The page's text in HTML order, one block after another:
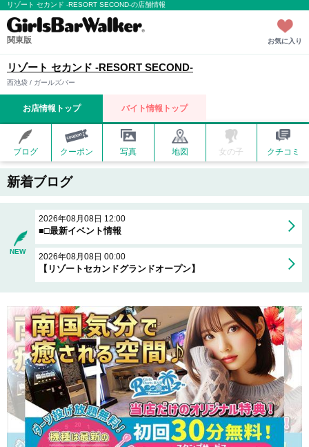
リゾート セカンド -RESORT SECOND-の店舗情報
関東版 お気に入り
リゾート セカンド -RESORT SECOND-
西池袋 / ガールズバー
お店情報トップ バイト情報トップ
ブログ クーポン 写真 地図 女の子 クチコミ
新着ブログ
NEW
2026年08月08日 12:00
■□最新イベント情報
2026年08月08日 00:00
【リゾートセカンドグランドオープン】